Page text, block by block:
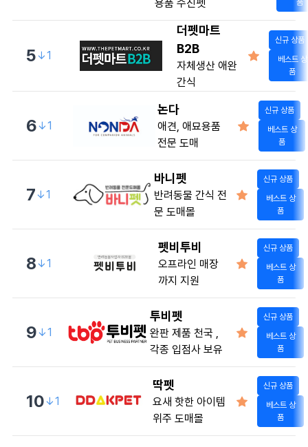
용품 수진펫
5↓1
더펫마트
B2B
자체생산 애완
간식
신규 상품
베스트 상
품
6↓1
논다
애견, 애묘용품
전문 도매
신규 상품
베스트 상
품
7↓1
바니펫
반려동물 간식 전
문 도매몰
신규 상품
베스트 상
품
8↓1
펫비투비
오프라인 매장
까지 지원
신규 상품
베스트 상
품
9↓1
투비펫
완판 제품 천국 ,
각종 입점사 보유
신규 상품
베스트 상
품
10↓1
딱펫
요새 핫한 아이템
위주 도매몰
신규 상품
베스트 상
품